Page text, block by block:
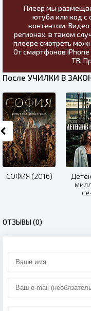
Плеер мы
ютуба или код с
контентом.
регионах, в таком
плеере смотреть
От смартфонов
ТВ.
После УЧИЛКИ В
СОФИЯ (2016)
ОТЗЫВЫ (0)